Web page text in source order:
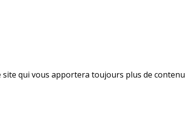
qui vous apportera toujours plus de contenu